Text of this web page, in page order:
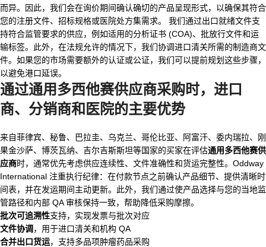
而异。因此，我们会在询价期间确认确切的产品呈现形式，以确保其符合
您的注册文件、招标规格或医院处方集需求。 我们通过出口就绪文件支
持符合监管要求的供应，例如适用的分析证书 (COA)、批放行文件和运
输标签。此外，在法规允许的情况下，我们协调进口清关所需的制造商文
件。如果您的市场需要额外的认证或公证，我们可以提前规划这些步骤，
以避免港口延误。
通过通用多西他赛供应商采购时，进口
商、分销商和医院的主要优势
来自菲律宾、秘鲁、巴拉圭、乌克兰、哥伦比亚、阿富汗、委内瑞拉、刚
果金沙萨、博茨瓦纳、吉尔吉斯斯坦等国家的买家在评估通用多西他赛供
应商时，通常优先考虑供应连续性、文件准确性和货运完整性。Oddway
International 注重执行纪律：在付款节点之前确认产品细节、提供清晰时
间表，并在发运期间主动更新。此外，我们通过使产品选择与您的当地监
管路径和内部 QA 审核保持一致，帮助降低采购摩擦。
批次可追溯性支持，实现发票与批次对应
文件协调 ，用于进口清关和机构 QA
合并出口货运，支持多品项肿瘤药品采购